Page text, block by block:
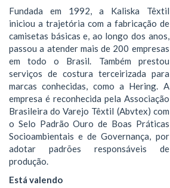
Fundada em 1992, a Kaliska Têxtil
iniciou a trajetória com a fabricação de
camisetas básicas e, ao longo dos anos,
passou a atender mais de 200 empresas
em todo o Brasil. Também prestou
serviços de costura terceirizada para
marcas conhecidas, como a Hering. A
empresa é reconhecida pela Associação
Brasileira do Varejo Têxtil (Abvtex) com
o Selo Padrão Ouro de Boas Práticas
Socioambientais e de Governança, por
adotar padrões responsáveis de
produção.
Está valendo